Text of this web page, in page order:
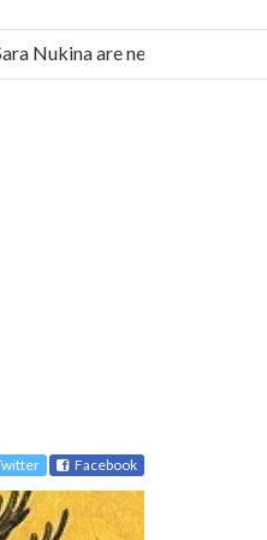
Nukina are nevoie de ajutorul
României
Facebook